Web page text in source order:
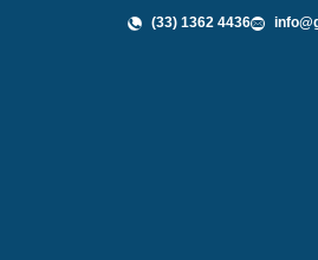
(33) 1362 4436